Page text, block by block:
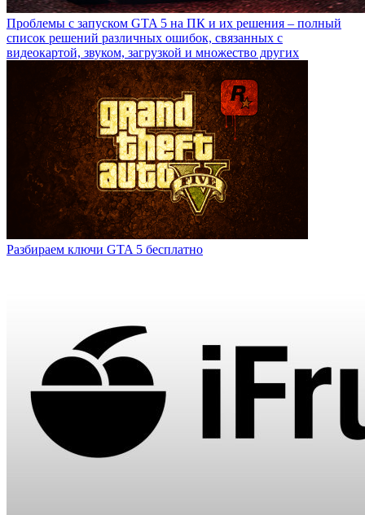
Проблемы с запуском GTA 5 на ПК и их решения – полный
список решений различных ошибок, связанных с
видеокартой, звуком, загрузкой и множество других
Разбираем ключи GTA 5 бесплатно